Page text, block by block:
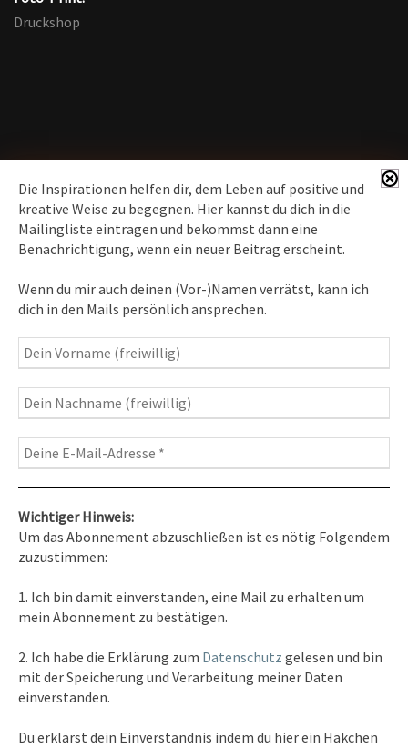
Die Inspirationen helfen dir, dem Leben auf positive und
kreative Weise zu begegnen. Hier kannst du dich in die
Mailingliste eintragen und bekommst dann eine
Benachrichtigung, wenn ein neuer Beitrag erscheint.
Wenn du mir auch deinen (Vor-)Namen verrätst, kann ich
dich in den Mails persönlich ansprechen.
Wichtiger Hinweis:
Um das Abonnement abzuschließen ist es nötig Folgendem
zuzustimmen:
1. Ich bin damit einverstanden, eine Mail zu erhalten um
mein Abonnement zu bestätigen.
2. Ich habe die Erklärung zum Datenschutz gelesen und bin
mit der Speicherung und Verarbeitung meiner Daten
einverstanden.
Du erklärst dein Einverständnis indem du hier ein Häkchen
Druckshop
News erhalten
Inspirationen
– Bewusstseins-Impulse, Meditation &
Heilung, Texte & Botschaften
Fotografie– Fotoblog, Kalender, Workshops
Kontakt
Tel. 0351/2681691
E-Mail: info [at ] spirit-on-earth.com
Heilpraxis